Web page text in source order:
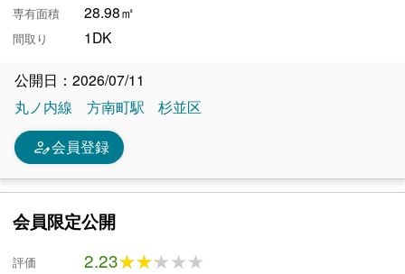
専有面積 28.98㎡
間取り 1DK
公開日：2026/07/11
丸ノ内線
方南町駅 杉並区
person_edit会員登録
会員限定公開
評価 2.23★★★★★
★★★★★